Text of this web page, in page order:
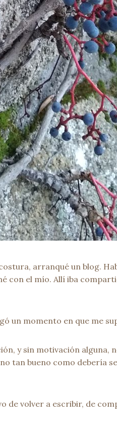
arranqué un blog.
con el mío. Allí iba
un momento en que me
y sin motivación
tan bueno como debería
de volver a escribir, de